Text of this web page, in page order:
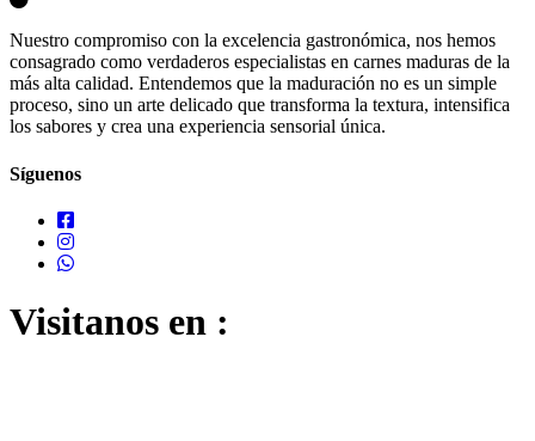
Nuestro compromiso con la excelencia gastronómica, nos hemos
consagrado como verdaderos especialistas en carnes maduras de la
más alta calidad. Entendemos que la maduración no es un simple
proceso, sino un arte delicado que transforma la textura, intensifica
los sabores y crea una experiencia sensorial única.
Síguenos
Visitanos en :